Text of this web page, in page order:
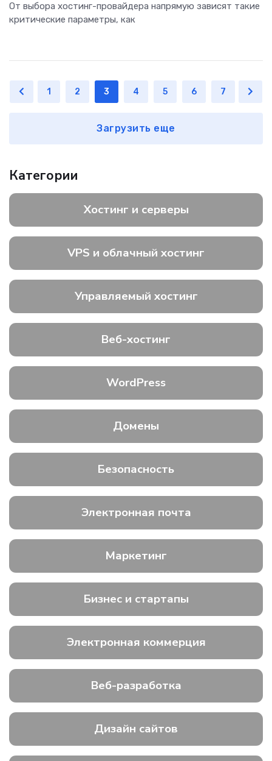
От выбора хостинг-провайдера напрямую зависят такие
критические параметры, как
1 2 3 4 5 6 7
Загрузить еще
Категории
Хостинг и серверы
VPS и облачный хостинг
Управляемый хостинг
Веб-хостинг
WordPress
Домены
Безопасность
Электронная почта
Маркетинг
Бизнес и стартапы
Электронная коммерция
Веб-разработка
Дизайн сайтов